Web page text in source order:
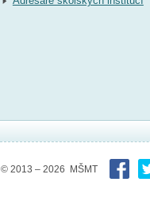
© 2013 – 2026 MŠMT